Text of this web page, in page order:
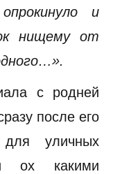
и
нищему от
с родней
после его
уличных
ох какими